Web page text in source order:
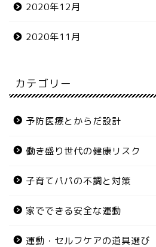
2020年12月
2020年11月
カテゴリー
予防医療とからだ設計
働き盛り世代の健康リスク
子育てパパの不調と対策
家でできる安全な運動
運動・セルフケアの道具選び